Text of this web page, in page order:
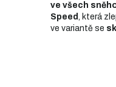
ve všech
Speed, která
ve variantě se